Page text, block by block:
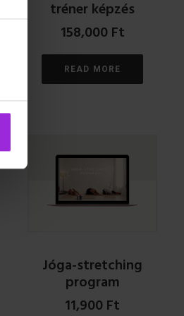
tréner képzés
158,000Ft
READ MORE
Jóga-stretching
program
11,900Ft